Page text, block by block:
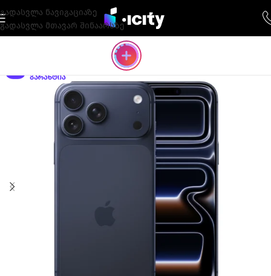
გადასვლა ნავიგაციაზე
გადასვლა მთავარ შინაარსზე